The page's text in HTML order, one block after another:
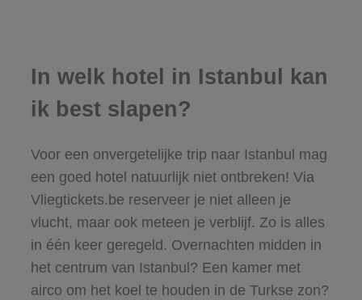
In welk hotel in Istanbul kan
ik best slapen?
Voor een onvergetelijke trip naar Istanbul mag
een goed hotel natuurlijk niet ontbreken! Via
Vliegtickets.be reserveer je niet alleen je
vlucht, maar ook meteen je verblijf. Zo is alles
in één keer geregeld. Overnachten midden in
het centrum van Istanbul? Een kamer met
airco om het koel te houden in de Turkse zon?